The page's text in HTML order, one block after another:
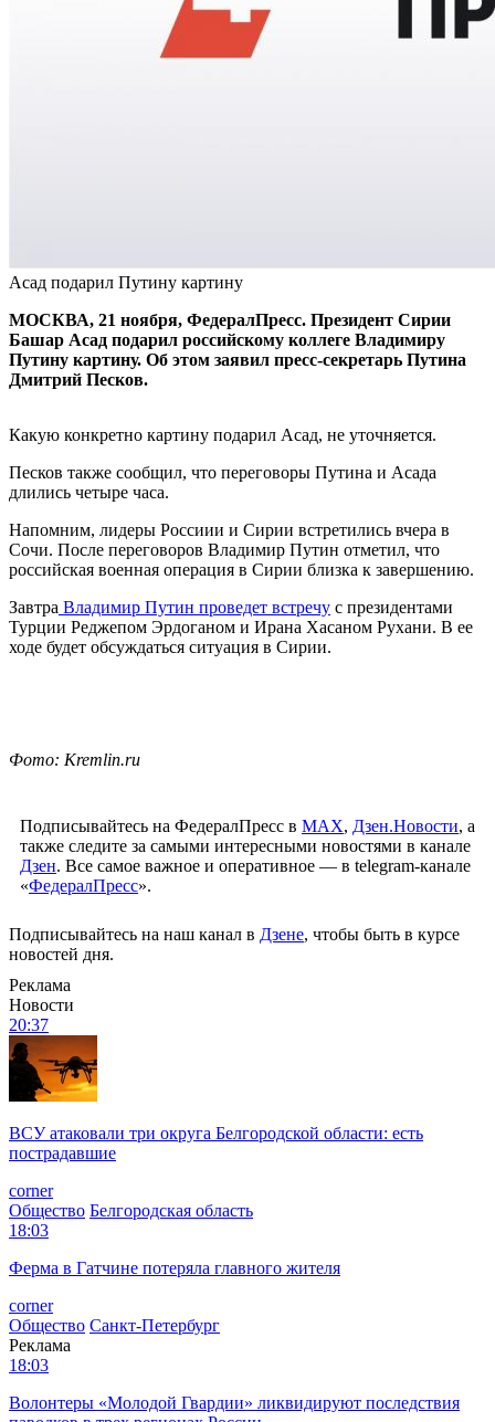
Асад подарил Путину картину
МОСКВА, 21 ноября, ФедералПресс. Президент Сирии
Башар Асад подарил российскому коллеге Владимиру
Путину картину. Об этом заявил пресс-секретарь Путина
Дмитрий Песков.
Какую конкретно картину подарил Асад, не уточняется.
Песков также сообщил, что переговоры Путина и Асада
длились четыре часа.
Напомним, лидеры Россиии и Сирии встретились вчера в
Сочи. После переговоров Владимир Путин отметил, что
российская военная операция в Сирии близка к завершению.
Завтра Владимир Путин проведет встречу с президентами
Турции Реджепом Эрдоганом и Ирана Хасаном Рухани. В ее
ходе будет обсуждаться ситуация в Сирии.
Фото: Kremlin.ru
Подписывайтесь на ФедералПресс в МАХ, Дзен.Новости, а
также следите за самыми интересными новостями в канале
Дзен. Все самое важное и оперативное — в telegram-канале
«ФедералПресс».
Подписывайтесь на наш канал в Дзене, чтобы быть в курсе
новостей дня.
Реклама
Новости
20:37
ВСУ атаковали три округа Белгородской области: есть
пострадавшие
corner
Общество Белгородская область
18:03
Ферма в Гатчине потеряла главного жителя
corner
Общество Санкт-Петербург
Реклама
18:03
Волонтеры «Молодой Гвардии» ликвидируют последствия